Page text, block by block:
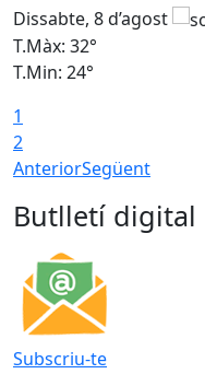
Dissabte, 8 d’agost
T.Màx: 32°
T.Min: 24°
1
2
AnteriorSegüent
Butlletí digital
Subscriu-te